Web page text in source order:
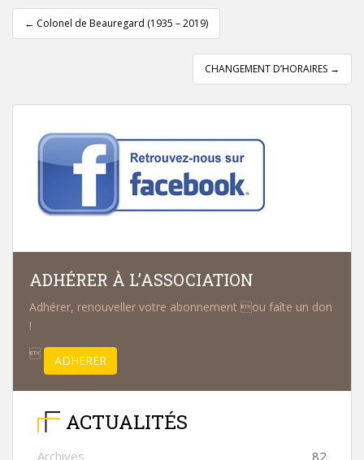
d'article
← Colonel de Beauregard (1935 – 2019)
CHANGEMENT D’HORAIRES →
ADHÉRER À L’ASSOCIATION
Adhérer, renouveller votre abonnement ou faîte un don
!

ADHERER
ACTUALITÉS
Archives
82